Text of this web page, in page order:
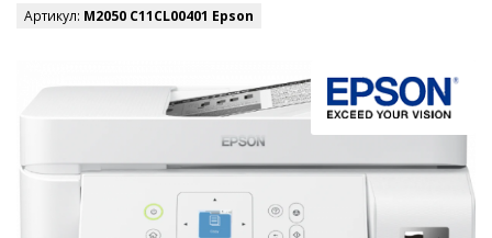
Артикул: M2050 C11CL00401 Epson